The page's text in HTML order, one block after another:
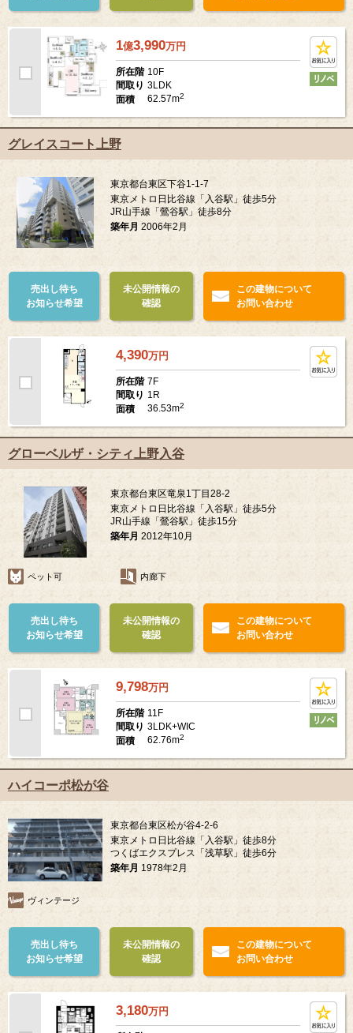
1億3,990万円
所在階 10F
間取り 3LDK
面積
62.57m2
グレイスコート上野
東京都台東区下谷1-1-7
東京メトロ日比谷線「入谷駅」徒歩5分
JR山手線「鶯谷駅」徒歩8分
築年月 2006年2月
売出し待ち
お知らせ希望
未公開情報の
確認
この建物について
お問い合わせ
4,390万円
所在階 7F
間取り 1R
面積
36.53m2
グローベルザ・シティ上野入谷
東京都台東区竜泉1丁目28-2
東京メトロ日比谷線「入谷駅」徒歩5分
JR山手線「鶯谷駅」徒歩15分
築年月 2012年10月
ペット可 内廊下
売出し待ち
お知らせ希望
未公開情報の
確認
この建物について
お問い合わせ
9,798万円
所在階 11F
間取り 3LDK+WIC
面積
62.76m2
ハイコーポ松が谷
東京都台東区松が谷4-2-6
東京メトロ日比谷線「入谷駅」徒歩8分
つくばエクスプレス「浅草駅」徒歩6分
築年月 1978年2月
ヴィンテージ
売出し待ち
お知らせ希望
未公開情報の
確認
この建物について
お問い合わせ
3,180万円